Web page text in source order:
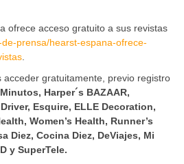
ofrece acceso gratuito a sus revistas
prensa/hearst-espana-ofrece-
acceder gratuitamente, previo registro
Harper´s BAZAAR,
Esquire, ELLE Decoration,
Women’s Health, Runner’s
Diez, Cocina Diez, DeViajes, Mi
y SuperTele.